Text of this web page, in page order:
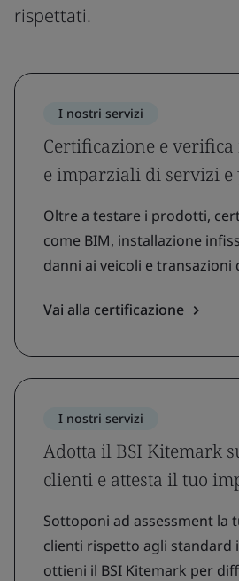
rispettati.
I nostri servizi
Certificazione e
e imparziali di servizi e
Oltre a testare i prodotti,
come BIM, installazione
danni ai veicoli e transazioni
Vai alla certificazione
I nostri servizi
Adotta il BSI Kitemark
clienti e attesta il tuo
Sottoponi ad assessment la
clienti rispetto agli standard
ottieni il BSI Kitemark per